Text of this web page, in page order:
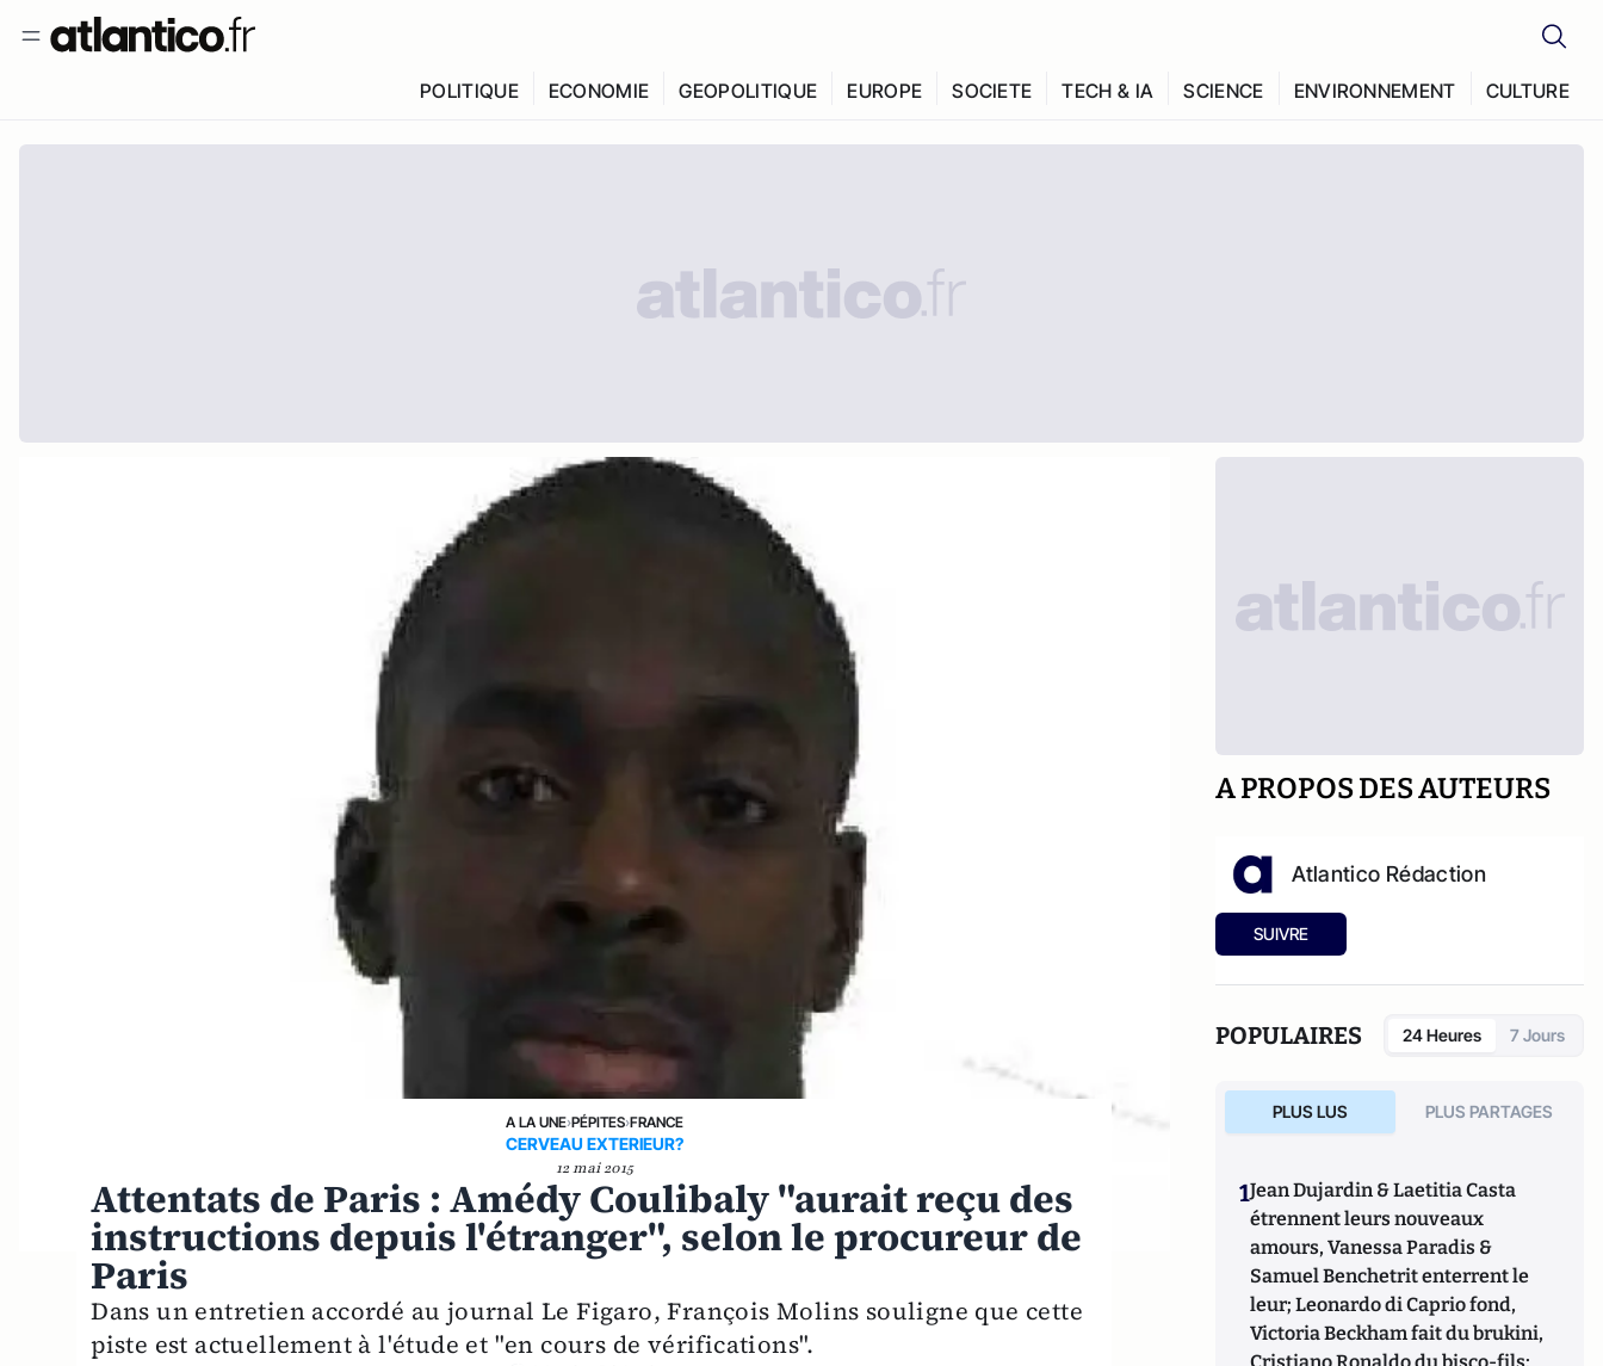
POLITIQUE ECONOMIE GEOPOLITIQUE EUROPE SOCIETE TECH & IA SCIENCE ENVIRONNEMENT CULTURE
A LA UNE›PÉPITES›FRANCE
CERVEAU EXTERIEUR?
12 mai 2015
Attentats de Paris : Amédy Coulibaly "aurait reçu des
instructions depuis l'étranger", selon le procureur de
Paris
Dans un entretien accordé au journal Le Figaro, François Molins souligne que cette
piste est actuellement à l'étude et "en cours de vérifications".
A PROPOS DES AUTEURS
Atlantico Rédaction
SUIVRE
POPULAIRES 24 Heures 7 Jours
PLUS LUS PLUS PARTAGES
1Jean Dujardin & Laetitia Casta
étrennent leurs nouveaux
amours, Vanessa Paradis &
Samuel Benchetrit enterrent le
leur; Leonardo di Caprio fond,
Victoria Beckham fait du brukini,